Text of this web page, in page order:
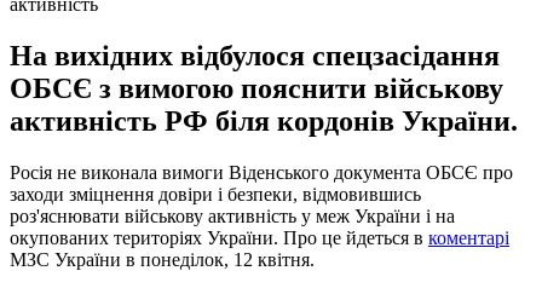
На вихідних відбулося спецзасідання
ОБСЄ з вимогою пояснити військову
активність РФ біля кордонів України.
Росія не виконала вимоги Віденського документа ОБСЄ про
заходи зміцнення довіри і безпеки, відмовившись
роз'яснювати військову активність у меж України і на
окупованих територіях України. Про це йдеться в коментарі
МЗС України в понеділок, 12 квітня.